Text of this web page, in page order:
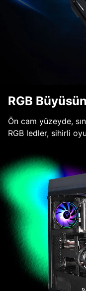
RGB
Ön cam yüzeyde,
RGB ledler, sihirli